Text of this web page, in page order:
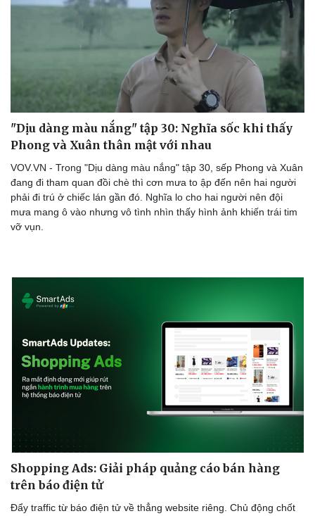
Doanh nghiệp
Thông tin doanh nghiệp
Doanh nghiệp 24h
Công nghệ
Sành điệu
Tin Công nghệ
Trải nghiệm
Chuyển đổi số
"Dịu dàng màu nắng" tập 30: Nghĩa sốc khi thấy
Phong và Xuân thân mật với nhau
VOV.VN - Trong "Dịu dàng màu nắng" tập 30, sếp Phong và Xuân
đang đi tham quan đồi chè thì cơn mưa to ập đến nên hai người
phải đi trú ở chiếc lán gần đó. Nghĩa lo cho hai người nên đội
mưa mang ô vào nhưng vô tình nhìn thấy hình ảnh khiến trái tim
vỡ vụn.
Shopping Ads: Giải pháp quảng cáo bán hàng
trên báo điện tử
Đẩy traffic từ báo điện tử về thẳng website riêng. Chủ động chốt